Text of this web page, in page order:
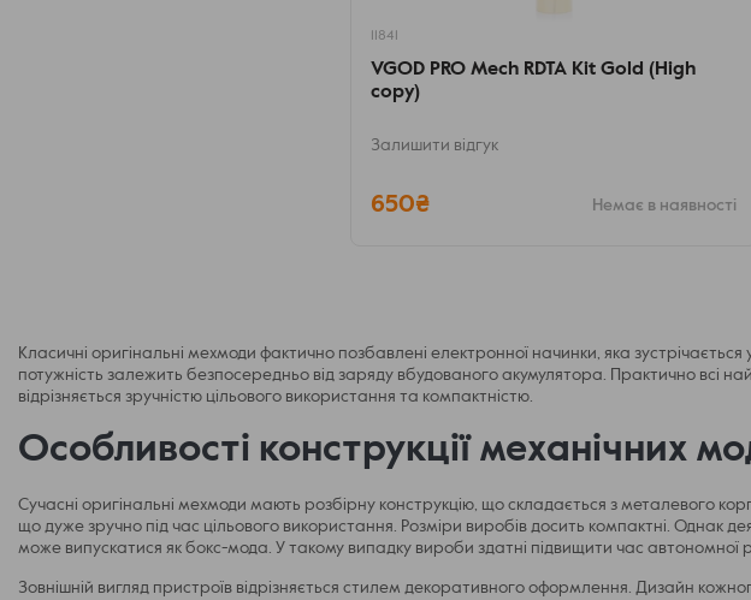
11841
VGOD PRO Mech RDTA Kit Gold (High
copy)
Залишити відгук
650₴ Немає в наявності
Класичні оригінальні мехмоди фактично позбавлені електронної начинки, яка
потужність залежить безпосередньо від заряду вбудованого акумулятора. Практично всі
відрізняється зручністю цільового використання та компактністю.
Особливості конструкції механічних
Сучасні оригінальні мехмоди мають розбірну конструкцію, що складається з металевого
що дуже зручно під час цільового використання. Розміри виробів досить компактні. Однак
може випускатися як бокс-мода. У такому випадку вироби здатні підвищити час автономної
Зовнішній вигляд пристроїв відрізняється стилем декоративного оформлення. Дизайн